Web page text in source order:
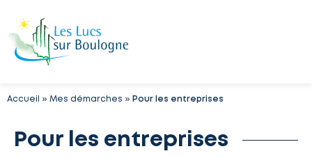
Accueil » Mes démarches » Pour les entreprises
Pour les entreprises